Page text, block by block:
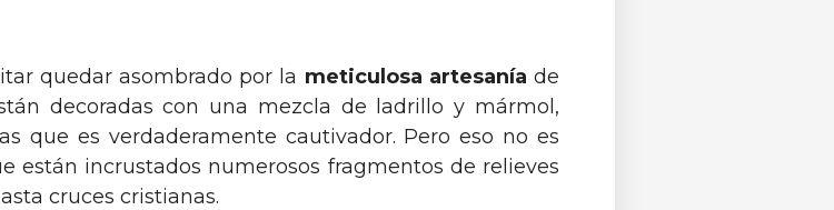
quedar asombrado por la meticulosa artesanía de
decoradas con una mezcla de ladrillo y mármol,
que es verdaderamente cautivador. Pero eso no es
están incrustados numerosos fragmentos de relieves
cruces cristianas.